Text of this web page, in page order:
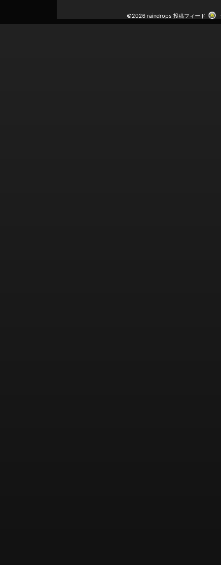
©2026 raindrops 投稿フィード